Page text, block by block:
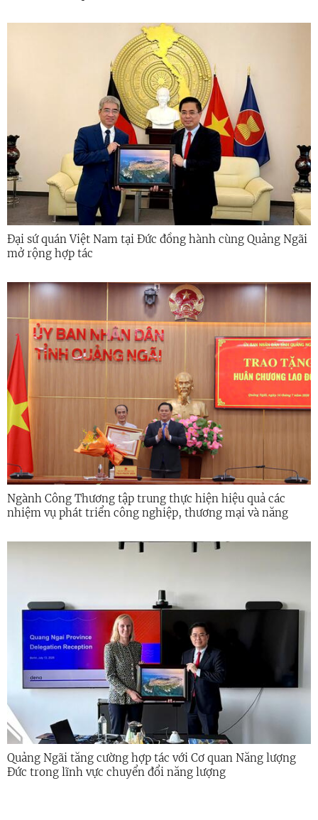
Đại sứ quán Việt Nam tại Đức đồng hành cùng Quảng Ngãi
mở rộng hợp tác
Ngành Công Thương tập trung thực hiện hiệu quả các
nhiệm vụ phát triển công nghiệp, thương mại và năng
Quảng Ngãi tăng cường hợp tác với Cơ quan Năng lượng
Đức trong lĩnh vực chuyển đổi năng lượng